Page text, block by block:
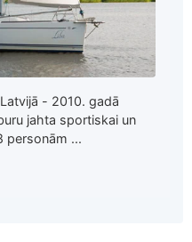
- 2010. gadā
jahta sportiskai un
personām ...